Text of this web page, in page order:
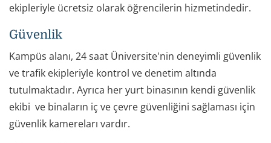
ekipleriyle ücretsiz olarak öğrencilerin hizmetindedir.
Güvenlik
Kampüs alanı, 24 saat Üniversite'nin deneyimli güvenlik
ve trafik ekipleriyle kontrol ve denetim altında
tutulmaktadır. Ayrıca her yurt binasının kendi güvenlik
ekibi ve binaların iç ve çevre güvenliğini sağlaması için
güvenlik kamereları vardır.